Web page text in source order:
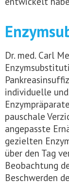
Dr. med. Carl
individuelle
pauschale
angepasste
gezielten
über den Tag
Beobachtung
Beschwerden